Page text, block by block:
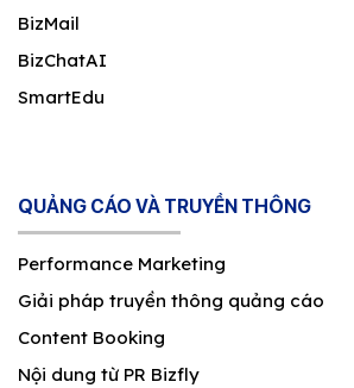
BizMail
BizChatAI
SmartEdu
QUẢNG CÁO VÀ TRUYỀN THÔNG
Performance Marketing
Giải pháp truyền thông quảng cáo
Content Booking
Nội dung từ PR Bizfly